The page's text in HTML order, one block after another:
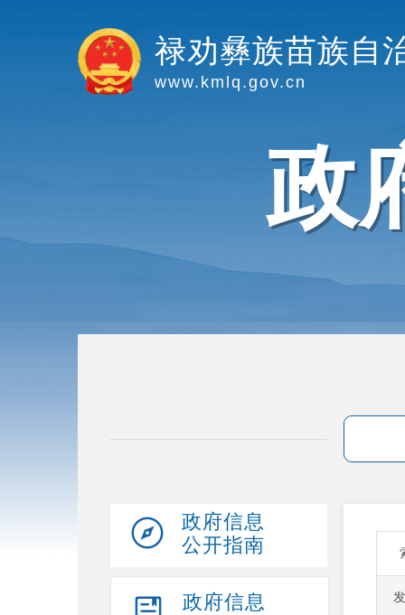
禄劝彝族苗族自
www.kmlq.gov.cn
政
政府信息
公开指南
政府信息